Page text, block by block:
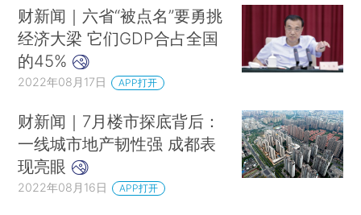
财新闻｜六省“被点名”要勇挑
经济大梁 它们GDP合占全国
的45%
2022年08月17日 APP打开
财新闻｜7月楼市探底背后：
一线城市地产韧性强 成都表
现亮眼
2022年08月16日 APP打开